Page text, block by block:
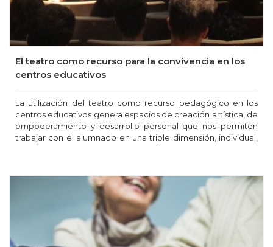
El teatro como recurso para la convivencia en los
centros educativos
La utilización del teatro como recurso pedagógico en los
centros educativos genera espacios de creación artística, de
empoderamiento y desarrollo personal que nos permiten
trabajar con el alumnado en una triple dimensión, individual,